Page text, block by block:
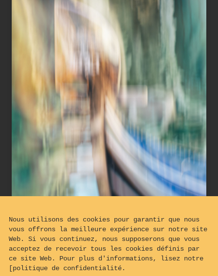
Vue abstraite de fers de proue de gondole
Nous utilisons des cookies pour garantir que nous
vous offrons la meilleure expérience sur notre site
Web. Si vous continuez, nous supposerons que vous
acceptez de recevoir tous les cookies définis par
ce site Web. Pour plus d'informations, lisez notre
[politique de confidentialité.